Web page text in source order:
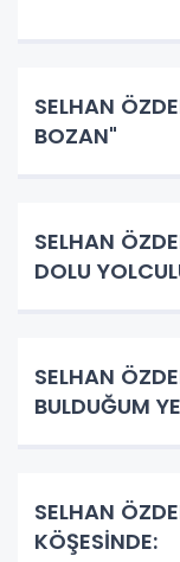
SELHAN
BOZAN"
SELHAN
DOLU
SELHAN
BULDUĞUM
SELHAN
KÖŞESİNDE: